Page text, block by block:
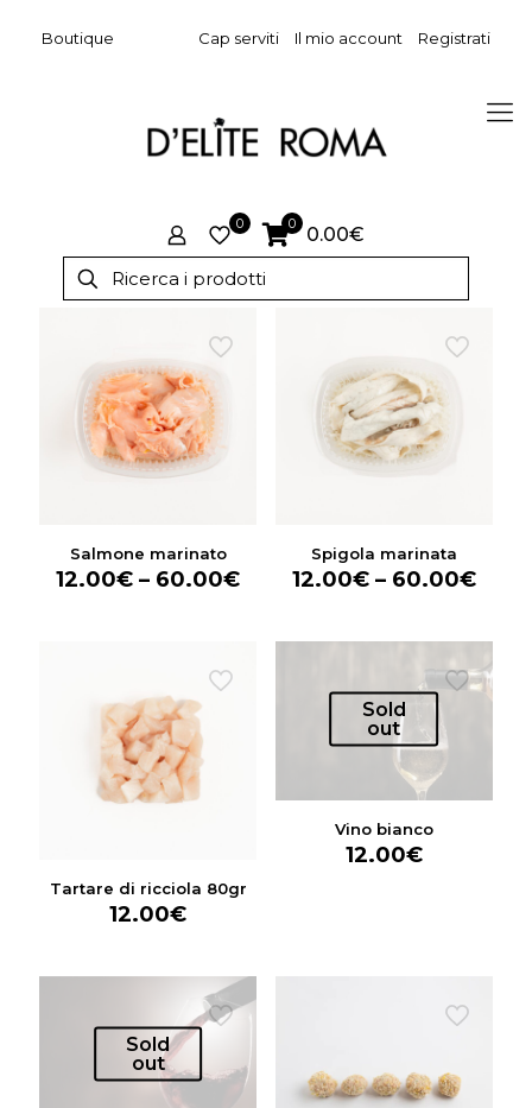
Boutique Cap serviti Il mio account Registrati
0 0 0.00€
Salmone marinato
12.00€ – 60.00€
Spigola marinata
12.00€– 60.00€
Tartare di ricciola 80gr
12.00€
Sold
out
Vino bianco
12.00€
Sold
out